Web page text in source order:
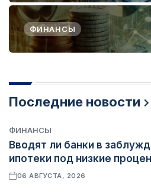
ФИНАНСЫ
Последние новости
ФИНАНСЫ
Вводят ли банки в
ипотеки под низкие
06 АВГУСТА, 2026